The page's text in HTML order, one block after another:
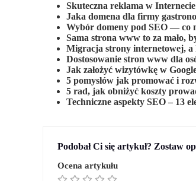
Skuteczna reklama w
Jaka domena dla firmy
Wybór domeny pod SEO — co
Sama strona www to za mało,
Migracja strony internetowej, a
Dostosowanie stron www dla
Jak założyć wizytówkę w
5 pomysłów jak promować i
5 rad, jak obniżyć koszty
Techniczne aspekty SEO – 13
Podobał Ci się artykuł? Zostaw
Ocena artykułu